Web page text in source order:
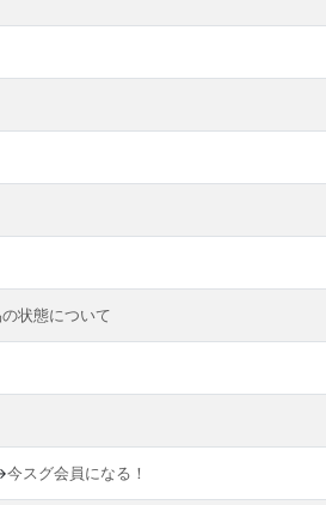
状態について
今スグ会員になる！